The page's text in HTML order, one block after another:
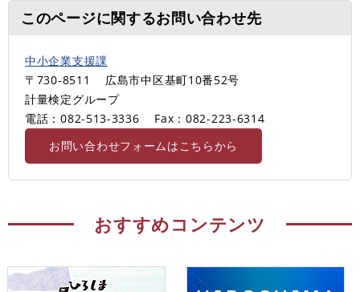
このページに関するお問い合わせ先
中小企業支援課
〒730-8511
広島市中区基町10番52号
計量検定グループ
電話：082-513-3336
Fax：082-223-6314
お問い合わせフォームはこちらから
おすすめコンテンツ